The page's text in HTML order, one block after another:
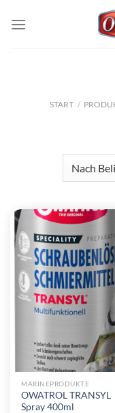
Inhalt
START /
MARINEPRODUKTE
OWATROL TRANSYL
Spray 400ml